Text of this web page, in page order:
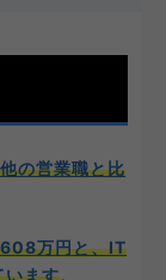
の営業職と比
万円と、IT
います。